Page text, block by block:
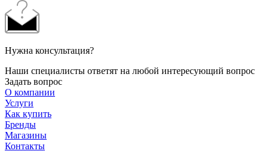
Нужна консультация?
Наши специалисты ответят на любой интересующий вопрос
Задать вопрос
О компании
Услуги
Как купить
Бренды
Магазины
Контакты